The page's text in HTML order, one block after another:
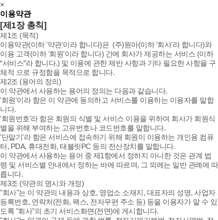
×
이용약관
[제1장 총칙]
제1조 (목적)
이용약관(이하 '약관'이라 합니다)은 (주)원아(이하 '회사'라 합니다)와
이용 고객(이하 '회원'이라 합니다) 간에 회사가 제공하는 서비스 (이하
“서비스”라 합니다.) 및 이용에 관한 제반 사항과 기타 필요한 사항을 구
체적 으로 규정함을 목적으로 합니다.
제2조 (용어의 정의)
이 약관에서 사용하는 용어의 정의는 다음과 같습니다.
'회원'이라 함은 이 약관에 동의하고 서비스를 이용하는 이용자를 말합
니다.
'회원번호'라 함은 회원의 식별 및 서비스 이용을 위하여 회사가 회원식
별을 위해 부여하는 고유번호나 코드번호를 말합니다.
'단말기'라 함은 서비스에 접속하기 위해 회원이 이용하는 개인용 컴퓨
터, PDA, 휴대전화, 태블릿PC 등의 전산장치를 말합니다.
이 약관에서 사용하는 용어 중 제1항에서 정하지 아니한 것은 관계 법
령 및 서비스별 안내에서 정하는 바에 따르며, 그 외에는 일반 관례에 따
릅니다.
제3조 (약관의 명시와 개정)
"회사"는 이 약관의 내용과 상호, 영업소 소재지, 대표자의 성명, 사업자
등록번호, 연락처(전화, 팩스, 전자우편 주소 등) 등을 이용자가 알 수 있
도록 "회사"의 초기 서비스화면(전면)에 게시합니다.